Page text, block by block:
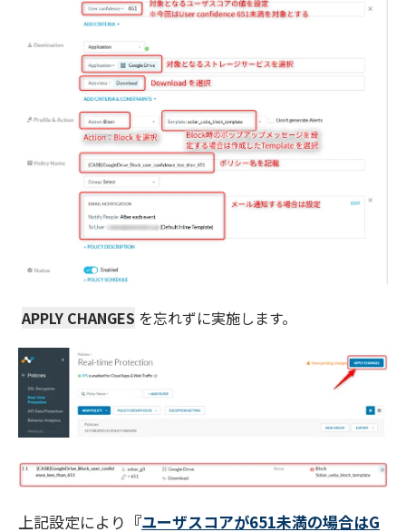
APPLY CHANGES を忘れずに実施します。
上記設定により 『ユーザスコアが651未満の場合はG